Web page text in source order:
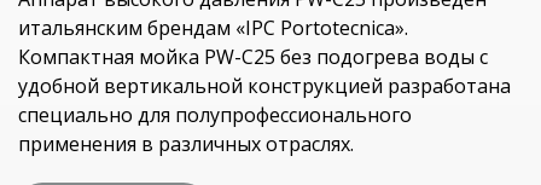
итальянским брендам «IPC Portotecnica».
Компактная мойка PW-C25 без подогрева воды с
удобной вертикальной конструкцией разработана
специально для полупрофессионального
применения в различных отраслях.